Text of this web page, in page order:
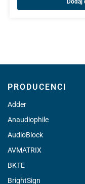
Dodaj
PRODUCENCI
Adder
Anaudiophile
AudioBlock
AVMATRIX
BKTE
BrightSign